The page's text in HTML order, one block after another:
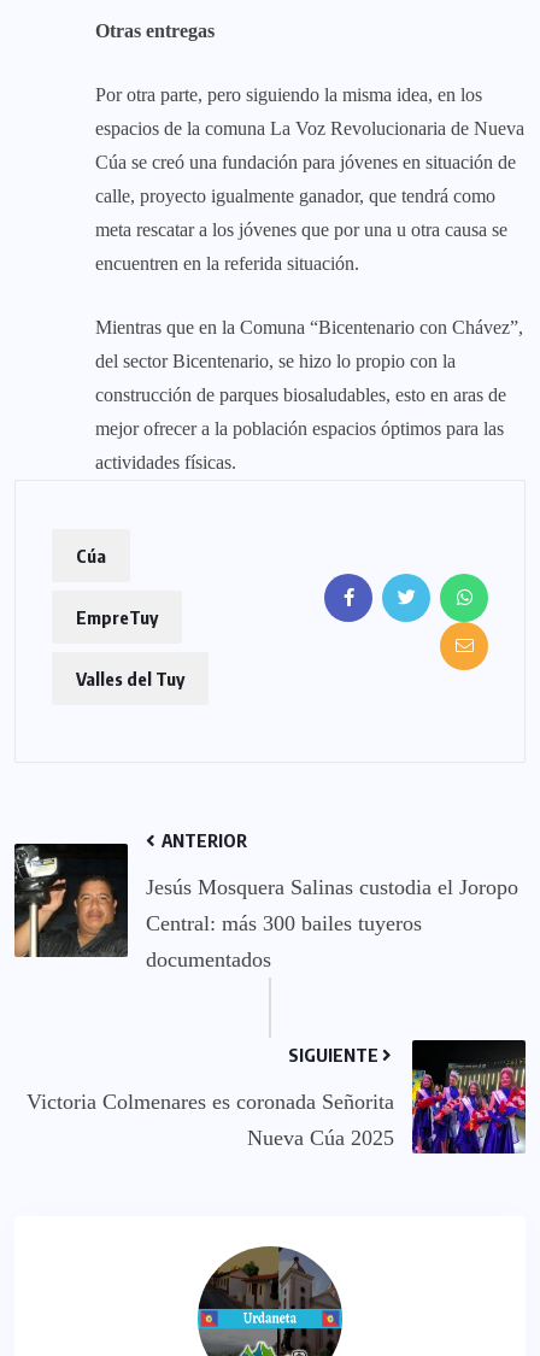
Otras entregas
Por otra parte, pero siguiendo la misma idea, en los
espacios de la comuna La Voz Revolucionaria de Nueva
Cúa se creó una fundación para jóvenes en situación de
calle, proyecto igualmente ganador, que tendrá como
meta rescatar a los jóvenes que por una u otra causa se
encuentren en la referida situación.
Mientras que en la Comuna “Bicentenario con Chávez”,
del sector Bicentenario, se hizo lo propio con la
construcción de parques biosaludables, esto en aras de
mejor ofrecer a la población espacios óptimos para las
actividades físicas.
Cúa
EmpreTuy
Valles del Tuy
ANTERIOR
Jesús Mosquera Salinas custodia el Joropo
Central: más 300 bailes tuyeros
documentados
SIGUIENTE
Victoria Colmenares es coronada Señorita
Nueva Cúa 2025